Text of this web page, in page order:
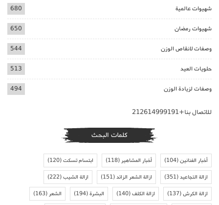
شهيوات عالمية 680
شهيوات رمضان 650
وصفات لانقاص الوزن 544
حلويات العيد 513
وصفات لزيادة الوزن 494
للاتصال بنا+212614999191
كلمات البحث
أخبار الفنانين(104) أخبار المشاهير(118) ابتسام تسكت(120)
ازالة التجاعيد(351) ازالة الشعر الزائد(151) ازالة الشيب(222)
ازالة الكرش(137) ازالة الكلف(140) البشرة(194) الشعر(163)